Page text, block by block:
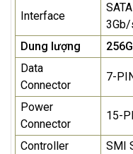
Interface
Dung lượng
Data
Connector
7-
Power
Connector
15-
Controller SMI